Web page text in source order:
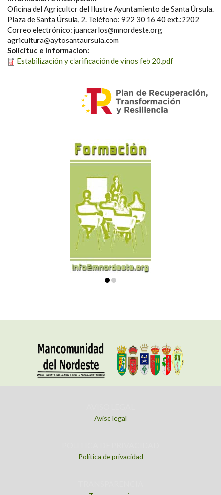
Oficina del Agricultor del Ilustre Ayuntamiento de Santa Úrsula.
Plaza de Santa Úrsula, 2. Teléfono: 922 30 16 40 ext.:2202
Correo electrónico: juancarlos@mnordeste.org
agricultura@aytosantaursula.com
Solicitud e Informacion:
Estabilización y clarificación de vinos feb 20.pdf
Aviso legal
Política de privacidad